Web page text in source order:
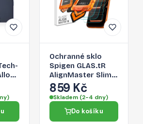
Ochranné sklo
Spigen GLAS.tR
AlignMaster Slim
3-Pack pro iPhone
17 Pro -
transparentní
859 Kč
Skladem (2-4 dny)
Do košíku